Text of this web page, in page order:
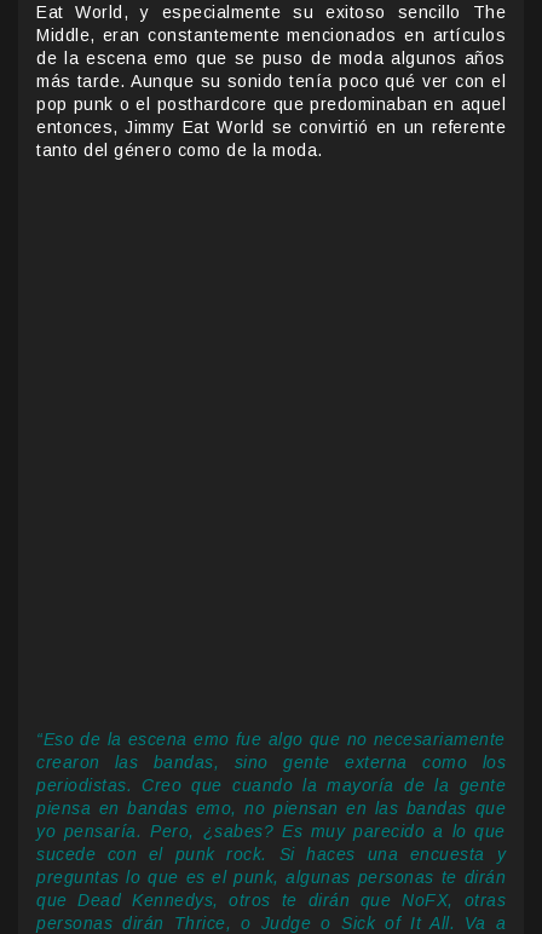
Eat World, y especialmente su exitoso sencillo The
Middle, eran constantemente mencionados en artículos
de la escena emo que se puso de moda algunos años
más tarde. Aunque su sonido tenía poco qué ver con el
pop punk o el posthardcore que predominaban en aquel
entonces, Jimmy Eat World se convirtió en un referente
tanto del género como de la moda.
“Eso de la escena emo fue algo que no necesariamente
crearon las bandas, sino gente externa como los
periodistas. Creo que cuando la mayoría de la gente
piensa en bandas emo, no piensan en las bandas que
yo pensaría. Pero, ¿sabes? Es muy parecido a lo que
sucede con el punk rock. Si haces una encuesta y
preguntas lo que es el punk, algunas personas te dirán
que Dead Kennedys, otros te dirán que NoFX, otras
personas dirán Thrice, o Judge o Sick of It All. Va a